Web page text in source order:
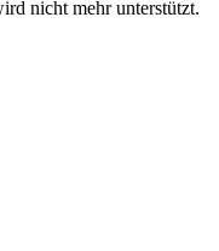
nicht mehr unterstützt.